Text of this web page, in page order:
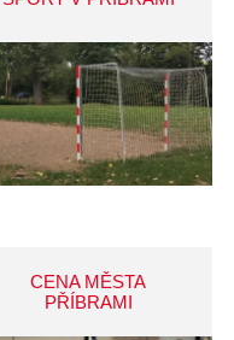
CENA MĚSTA
PŘÍBRAMI